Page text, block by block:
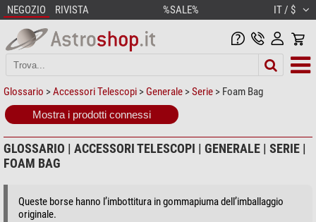
NEGOZIO RIVISTA %SALE% IT / $
Glossario >Accessori Telescopi > Generale >Serie > Foam Bag
Mostra i prodotti connessi
GLOSSARIO | ACCESSORI TELESCOPI | GENERALE | SERIE |
FOAM BAG
Queste borse hanno l’imbottitura in gommapiuma dell’imballaggio
originale.